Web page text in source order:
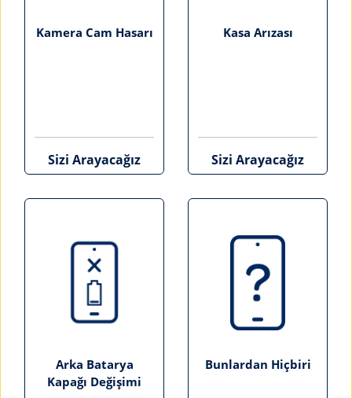
Kamera Cam Hasarı
Sizi Arayacağız
Kasa Arızası
Sizi Arayacağız
Arka Batarya
Kapağı Değişimi
Bunlardan Hiçbiri